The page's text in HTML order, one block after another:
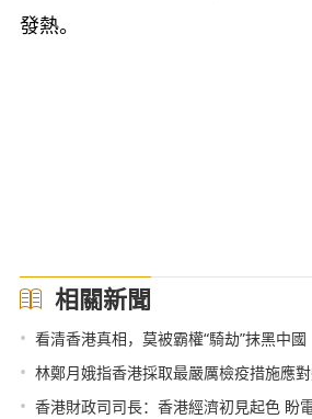
發熱。
相關新聞
• 看清香港真相，莫被霸權“騎劫”抹黑中國
• 林鄭月娥指香港採取最嚴厲檢疫措施應對
• 香港財政司司長：香港經濟初見起色 盼電